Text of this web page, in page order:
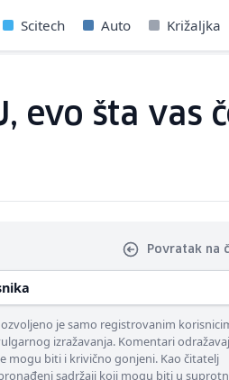
Scitech Auto Križaljka
evo šta vas
Povratak na
je samo registrovanim
izražavanja. Komentari
mogu biti i krivično gonjeni. Kao čitatelj
sadržaji koji mogu biti u